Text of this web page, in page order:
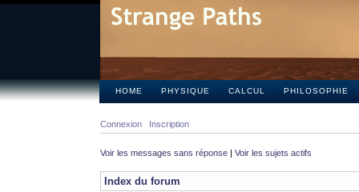
HOME PHYSIQUE CALCUL PHILOSOPHIE
Connexion Inscription
Voir les messages sans réponse | Voir les sujets actifs
Index du forum